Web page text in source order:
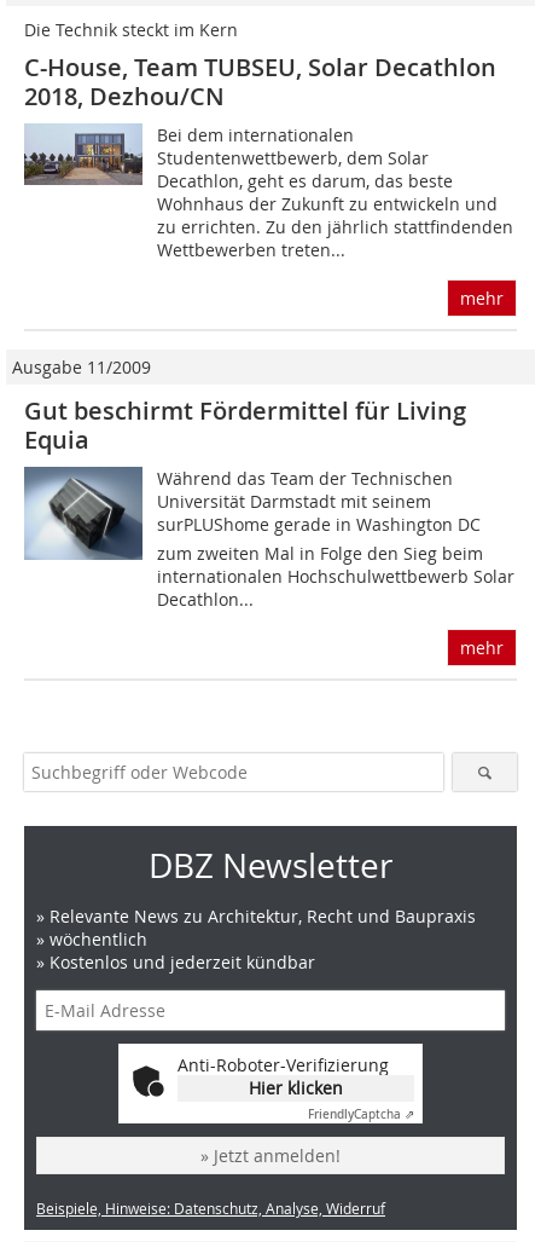
Die Technik steckt im Kern
C-House, Team TUBSEU, Solar Decathlon
2018, Dezhou/CN
Bei dem internationalen
Studentenwettbewerb, dem Solar
Decathlon, geht es darum, das beste
Wohnhaus der Zukunft zu entwickeln und
zu errichten. Zu den jährlich stattfindenden
Wettbewerben treten...
mehr
Ausgabe 11/2009
Gut beschirmt Fördermittel für Living
Equia
Während das Team der Technischen
Universität Darmstadt mit seinem
surPLUShome gerade in Washington DC
zum zweiten Mal in Folge den Sieg beim
internationalen Hochschulwettbewerb Solar
Decathlon...
mehr
DBZ Newsletter
» Relevante News zu Architektur, Recht und Baupraxis
» wöchentlich
» Kostenlos und jederzeit kündbar
Anti-Roboter-Verifizierung
Hier klicken
FriendlyCaptcha ⇗
» Jetzt anmelden!
Beispiele, Hinweise: Datenschutz, Analyse, Widerruf